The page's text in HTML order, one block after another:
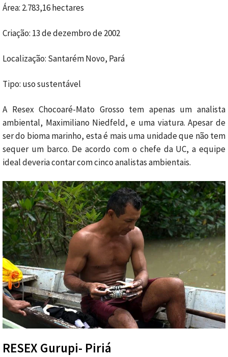
Área: 2.783,16 hectares
Criação: 13 de dezembro de 2002
Localização: Santarém Novo, Pará
Tipo: uso sustentável
A Resex Chocoaré-Mato Grosso tem apenas um analista
ambiental, Maximiliano Niedfeld, e uma viatura. Apesar de
ser do bioma marinho, esta é mais uma unidade que não tem
sequer um barco. De acordo com o chefe da UC, a equipe
ideal deveria contar com cinco analistas ambientais.
RESEX Gurupi- Piriá